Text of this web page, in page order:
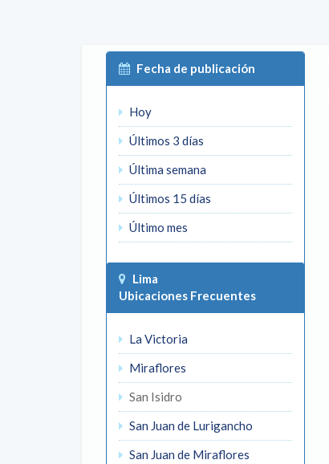
Fecha de publicación
Hoy
Últimos 3 días
Última semana
Últimos 15 días
Último mes
Lima
Ubicaciones Frecuentes
La Victoria
Miraflores
San Isidro
San Juan de Lurigancho
San Juan de Miraflores